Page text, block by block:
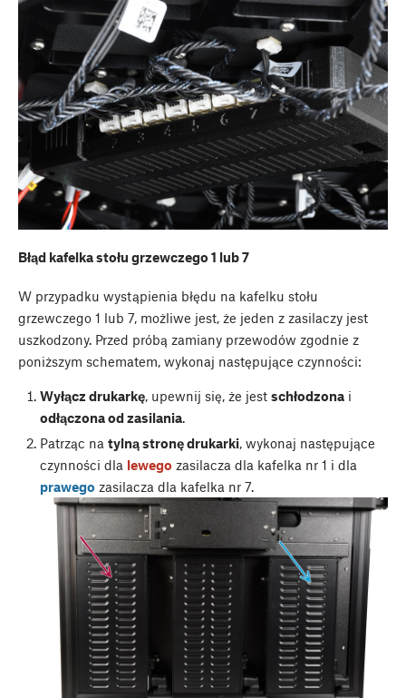
Błąd kafelka stołu grzewczego 1 lub 7
W przypadku wystąpienia błędu na kafelku stołu
grzewczego 1 lub 7, możliwe jest, że jeden z zasilaczy jest
uszkodzony. Przed próbą zamiany przewodów zgodnie z
poniższym schematem, wykonaj następujące czynności:
Wyłącz drukarkę, upewnij się, że jest schłodzonai
odłączona od zasilania.
Patrząc na tylną stronę drukarki, wykonaj następujące
czynności dla lewego zasilacza dla kafelka nr 1 i dla
prawego zasilacza dla kafelka nr 7.